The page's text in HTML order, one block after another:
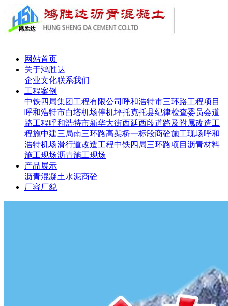
网站首页
关于鸿胜达
企业文化联系我们
工程案例
中铁四局集团工程有限公司呼和浩特市三环路工程项目
呼和浩特市白塔机场停机坪托克托县纪律检查委员会道
路工程呼和浩特市新华大街西延西段道路及附属改造工
程施中建三局南三环路高架桥一标段商砼施工现场呼和
浩特机场滑行道改造工程中铁四局三环路项目 沥青材料
施工现场沥青施工现场
产品展示
沥青混凝土水泥商砼
厂容厂貌